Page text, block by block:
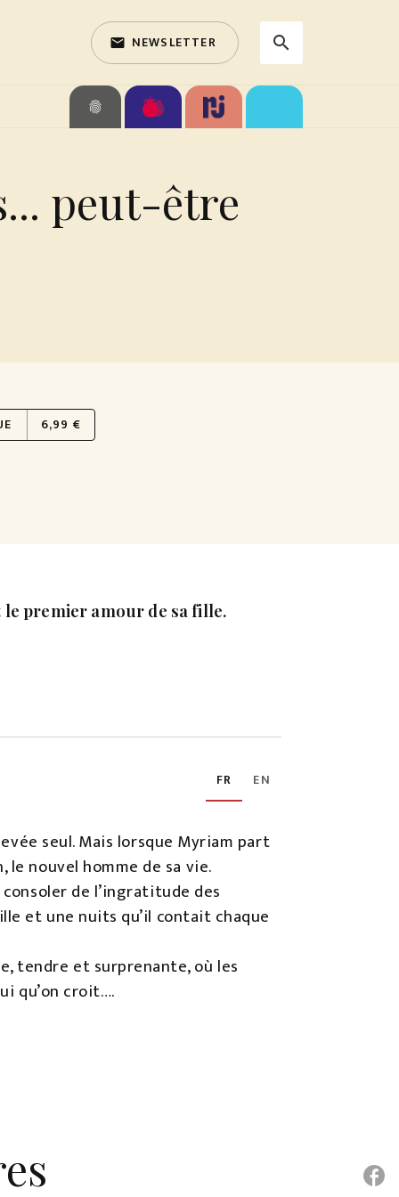
email NEWSLETTER search
fingerprint
search
peut-être
6,99 €
premier amour de sa fille.
FR EN
seul. Mais lorsque Myriam part
le nouvel homme de sa vie.
de l’ingratitude des
et une nuits qu’il contait chaque
tendre et surprenante, où les
qu’on croit….